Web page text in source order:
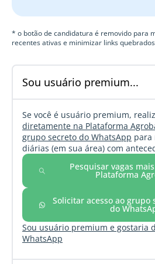
* o botão de candidatura é removido para
recentes ativas e minimizar links quebrados
Sou usuário premium...
Se você é usuário premium,
diretamente na Plataforma
grupo secreto do WhatsApp para
diárias (em sua área) com
Pesquisar vagas
Plataforma
Solicitar acesso ao grupo
do
Sou usuário premium e gostaria
WhatsApp